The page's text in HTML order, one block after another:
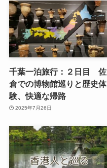
千葉一泊旅行：２日目 佐
倉での博物館巡りと歴史体
験、快適な帰路
2025年7月26日